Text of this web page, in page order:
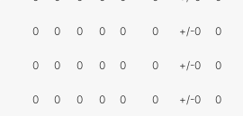
0 0 0 0 0 0 +/-0 0
0 0 0 0 0 0 +/-0 0
0 0 0 0 0 0 +/-0 0